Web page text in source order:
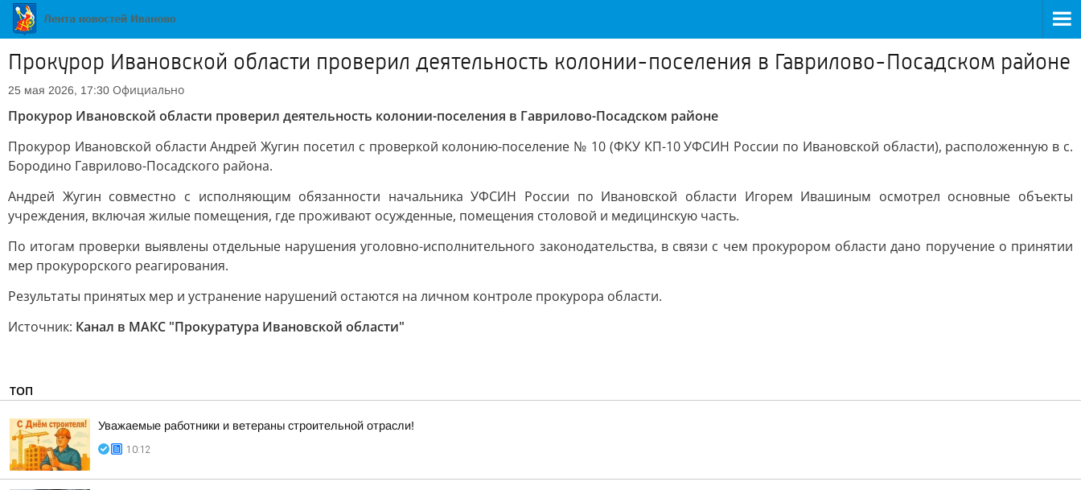
Прокурор Ивановской области проверил деятельность колонии-поселения в Гаврилово-Посадском районе
25 мая 2026, 17:30 Официально
Прокурор Ивановской области проверил деятельность колонии-поселения в Гаврилово-Посадском районе
Прокурор Ивановской области Андрей Жугин посетил с проверкой колонию-поселение № 10 (ФКУ КП-10 УФСИН России по Ивановской области), расположенную в с.
Бородино Гаврилово-Посадского района.
Андрей Жугин совместно с исполняющим обязанности начальника УФСИН России по Ивановской области Игорем Ивашиным осмотрел основные объекты
учреждения, включая жилые помещения, где проживают осужденные, помещения столовой и медицинскую часть.
По итогам проверки выявлены отдельные нарушения уголовно-исполнительного законодательства, в связи с чем прокурором области дано поручение о принятии
мер прокурорского реагирования.
Результаты принятых мер и устранение нарушений остаются на личном контроле прокурора области.
Источник: Канал в МАКС "Прокуратура Ивановской области"
ТОП
Уважаемые работники и ветераны строительной отрасли!
10:12